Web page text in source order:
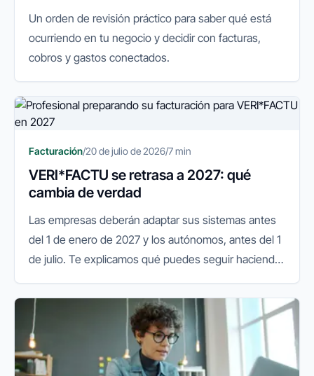
Un orden de revisión práctico para saber qué está
ocurriendo en tu negocio y decidir con facturas,
cobros y gastos conectados.
Facturación/20 de julio de 2026/7 min
VERI*FACTU se retrasa a 2027: qué
cambia de verdad
Las empresas deberán adaptar sus sistemas antes
del 1 de enero de 2027 y los autónomos, antes del 1
de julio. Te explicamos qué puedes seguir haciendo